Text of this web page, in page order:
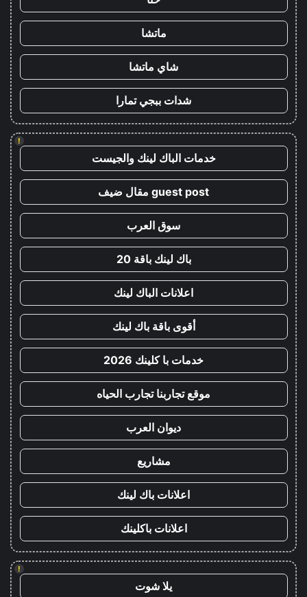
ماتشا
شاي ماتشا
شدات ببجي تمارا
!
خدمات الباك لينك والجيست
guest post مقال ضيف
سوق العرب
باك لينك باقة 20
اعلانات الباك لينك
أقوى باقة باك لينك
خدمات با كلينك 2026
موقع تجاربنا تجارب الحياه
ديوان العرب
مشاريع
اعلانات باك لينك
اعلانات باكلينك
!
يلا شوت